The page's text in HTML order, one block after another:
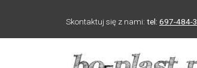
Skontaktuj się z nami: tel: 697-484-